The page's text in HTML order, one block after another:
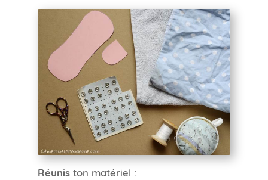
Réuniston matériel :